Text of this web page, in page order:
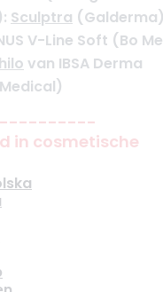
Sculptra (Galderma)
V-Line Soft (Bo
van IBSA Derma
in cosmetische